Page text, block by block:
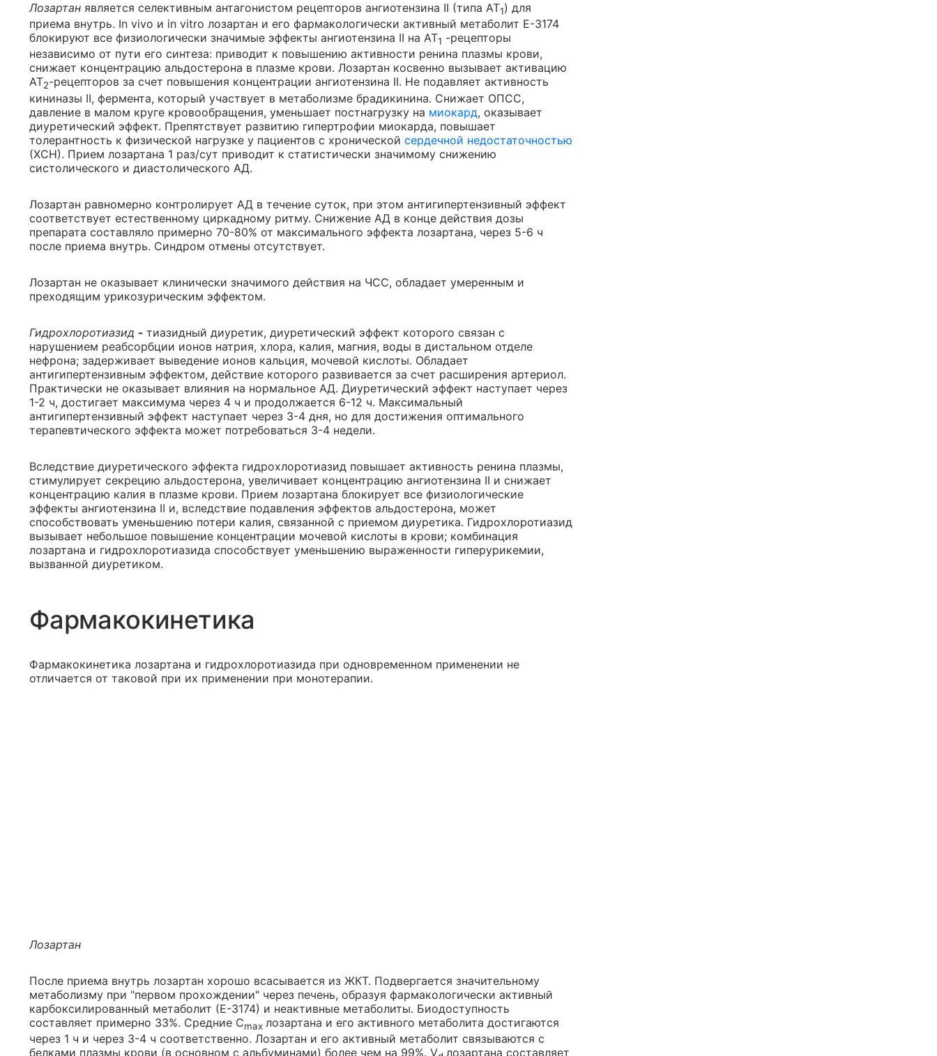
Лозартан является селективным антагонистом рецепторов ангиотензина II (типа AT1) для
приема внутрь. In vivo и in vitro лозартан и его фармакологически активный метаболит Е-3174
блокируют все физиологически значимые эффекты ангиотензина II на AT1 -рецепторы
независимо от пути его синтеза: приводит к повышению активности ренина плазмы крови,
снижает концентрацию альдостерона в плазме крови. Лозартан косвенно вызывает активацию
АТ2-рецепторов за счет повышения концентрации ангиотензина II. Не подавляет активность
кининазы II, фермента, который участвует в метаболизме брадикинина. Снижает ОПСС,
давление в малом круге кровообращения, уменьшает постнагрузку на миокард, оказывает
диуретический эффект. Препятствует развитию гипертрофии миокарда, повышает
толерантность к физической нагрузке у пациентов с хронической сердечной недостаточностью
(ХСН). Прием лозартана 1 раз/сут приводит к статистически значимому снижению
систолического и диастолического АД.
Лозартан равномерно контролирует АД в течение суток, при этом антигипертензивный эффект
соответствует естественному циркадному ритму. Снижение АД в конце действия дозы
препарата составляло примерно 70-80% от максимального эффекта лозартана, через 5-6 ч
после приема внутрь. Синдром отмены отсутствует.
Лозартан не оказывает клинически значимого действия на ЧСС, обладает умеренным и
преходящим урикозурическим эффектом.
Гидрохлоротиазид - тиазидный диуретик, диуретический эффект которого связан с
нарушением реабсорбции ионов натрия, хлора, калия, магния, воды в дистальном отделе
нефрона; задерживает выведение ионов кальция, мочевой кислоты. Обладает
антигипертензивным эффектом, действие которого развивается за счет расширения артериол.
Практически не оказывает влияния на нормальное АД. Диуретический эффект наступает через
1-2 ч, достигает максимума через 4 ч и продолжается 6-12 ч. Максимальный
антигипертензивный эффект наступает через 3-4 дня, но для достижения оптимального
терапевтического эффекта может потребоваться 3-4 недели.
Вследствие диуретического эффекта гидрохлоротиазид повышает активность ренина плазмы,
стимулирует секрецию альдостерона, увеличивает концентрацию ангиотензина II и снижает
концентрацию калия в плазме крови. Прием лозартана блокирует все физиологические
эффекты ангиотензина II и, вследствие подавления эффектов альдостерона, может
способствовать уменьшению потери калия, связанной с приемом диуретика. Гидрохлоротиазид
вызывает небольшое повышение концентрации мочевой кислоты в крови; комбинация
лозартана и гидрохлоротиазида способствует уменьшению выраженности гиперурикемии,
вызванной диуретиком.
Фармакокинетика
Фармакокинетика лозартана и гидрохлоротиазида при одновременном применении не
отличается от таковой при их применении при монотерапии.
Лозартан
После приема внутрь лозартан хорошо всасывается из ЖКТ. Подвергается значительному
метаболизму при "первом прохождении" через печень, образуя фармакологически активный
карбоксилированный метаболит (Е-3174) и неактивные метаболиты. Биодоступность
составляет примерно 33%. Средние Cmax лозартана и его активного метаболита достигаются
через 1 ч и через 3-4 ч соответственно. Лозартан и его активный метаболит связываются с
белками плазмы крови (в основном с альбуминами) более чем на 99%. V лозартана составляет